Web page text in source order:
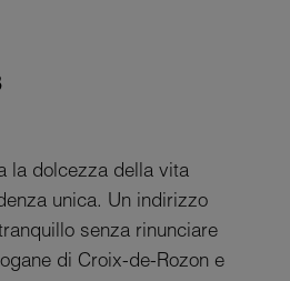
la dolcezza della vita
unica. Un indirizzo
senza rinunciare
di Croix-de-Rozon e